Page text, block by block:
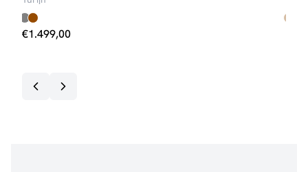
€1.499,00